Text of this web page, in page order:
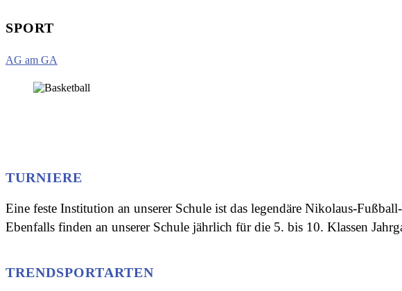
SPORT
AG am GA
TURNIERE
Eine feste Institution an unserer Schule ist das legendäre Nikolaus-
Ebenfalls finden an unserer Schule jährlich für die 5. bis 10. Klassen
TRENDSPORTARTEN